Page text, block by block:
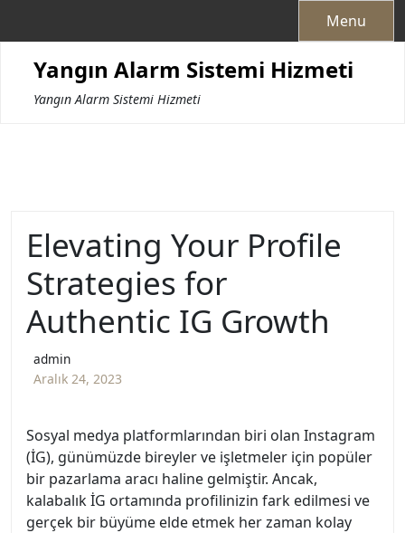
Menu
Yangın Alarm Sistemi Hizmeti
Yangın Alarm Sistemi Hizmeti
Elevating Your Profile
Strategies for
Authentic IG Growth
admin
Aralık 24, 2023
Sosyal medya platformlarından biri olan Instagram
(İG), günümüzde bireyler ve işletmeler için popüler
bir pazarlama aracı haline gelmiştir. Ancak,
kalabalık İG ortamında profilinizin fark edilmesi ve
gerçek bir büyüme elde etmek her zaman kolay